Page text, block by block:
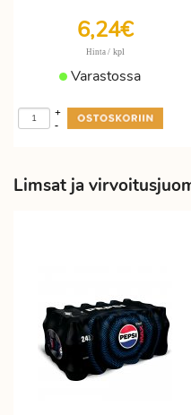
6,24€
Hinta / kpl
Varastossa
-
+
Limsat ja